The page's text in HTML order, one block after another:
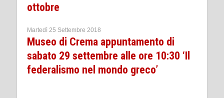
ottobre
Martedì 25 Settembre 2018
Museo di Crema appuntamento di
sabato 29 settembre alle ore 10:30 ‘Il
federalismo nel mondo greco’